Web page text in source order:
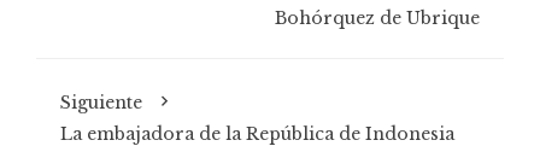
Bohórquez de Ubrique
Siguiente
La embajadora de la República de Indonesia